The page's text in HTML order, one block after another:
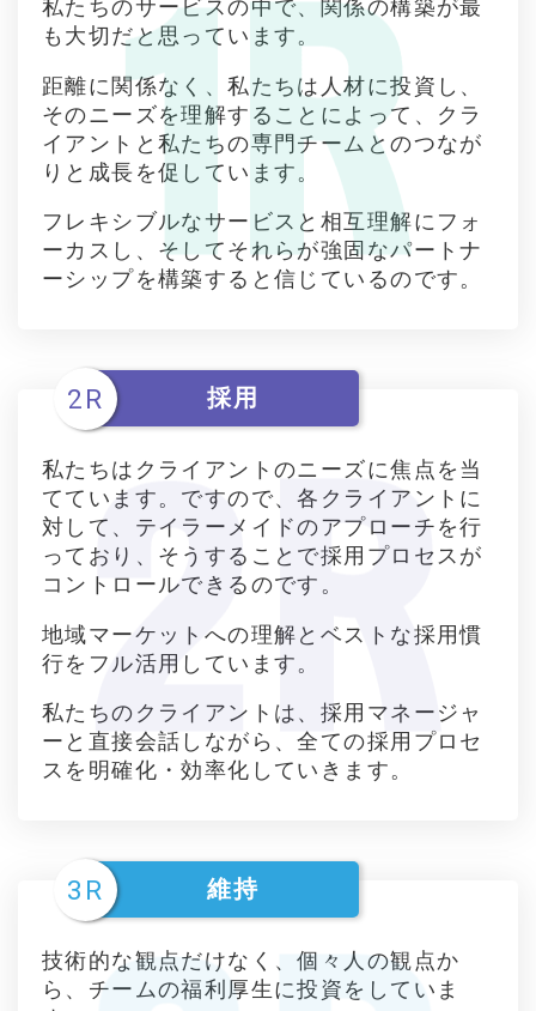
私たちのサービスの中で、関係の構築が最
も大切だと思っています。
距離に関係なく、私たちは人材に投資し、
そのニーズを理解することによって、クラ
イアントと私たちの専門チームとのつなが
りと成長を促しています。
フレキシブルなサービスと相互理解にフォ
ーカスし、そしてそれらが強固なパートナ
ーシップを構築すると信じているのです。
2R 採用
私たちはクライアントのニーズに焦点を当
てています。ですので、各クライアントに
対して、テイラーメイドのアプローチを行
っており、そうすることで採用プロセスが
コントロールできるのです。
地域マーケットへの理解とベストな採用慣
行をフル活用しています。
私たちのクライアントは、採用マネージャ
ーと直接会話しながら、全ての採用プロセ
スを明確化・効率化していきます。
3R 維持
技術的な観点だけなく、個々人の観点か
ら、チームの福利厚生に投資をしていま